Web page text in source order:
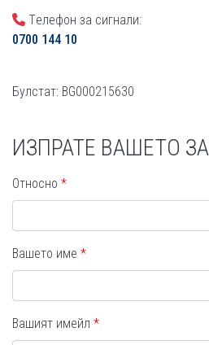
Tелефон за сигнали:
0700 144 10
Булстат: BG000215630
ИЗПРАТЕ ВАШЕТО
Относно
Вашето име
Вашият имейл